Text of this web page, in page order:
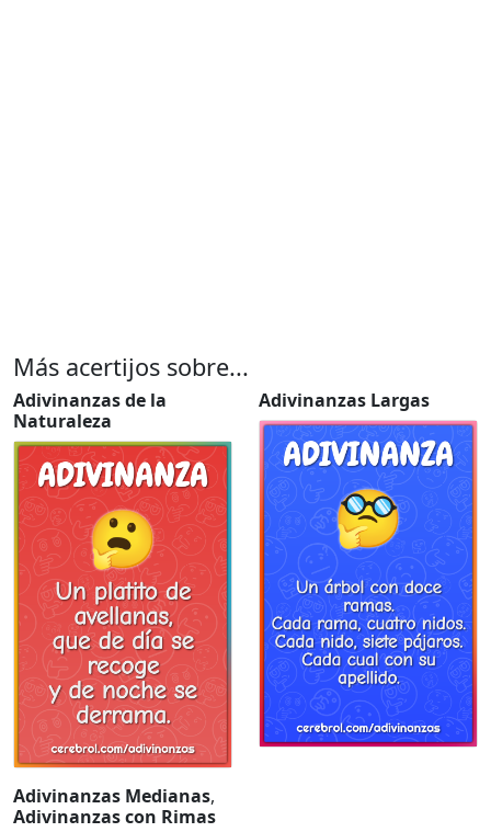
Más acertijos sobre...
Adivinanzas de la
Naturaleza
Adivinanzas Largas
Adivinanzas Medianas,
Adivinanzas con Rimas